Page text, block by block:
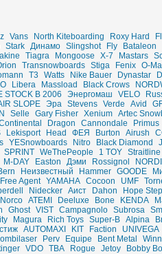
Vans North Kiteboarding Roxy Hard
Stark Динамо Slingshot Fly
Bataleon
Tiagra Mongoose X-7 Mastars
Transnowboards Stiga Fenix O-
T3 Watts Nike Bauer Dynastar
Libera Massload Black Crows
STOCK B 2006 Энергомаш VELO
SLOPE Эра Stevens Verde Avid
Selle Gary Fisher Xenium Artec
Dragon Cannondale
Primus
Lekisport Head ФЕЯ Burton Airush
YESnowboards Nitro Black Diamond
SPRINT WeThePeople 1 TOY Straitline
M-DAY Easton Дэми Rossignol
Неизвестный Hammer GOODE
Free Agent YAMAHA Cocoon UMF
Nidecker Аист Dahon
Hope Step
Norco ATEMI Deeluxe Bone KENDA
Ghost VIST Campagnolo Subrosa
Magura Rich Toys Super-B Alpina
AUTOMAXI KIT Faction
UNIVEGA
Perv Equipe Bent Metal
VDO TBA Rogue Jetoy Bobby